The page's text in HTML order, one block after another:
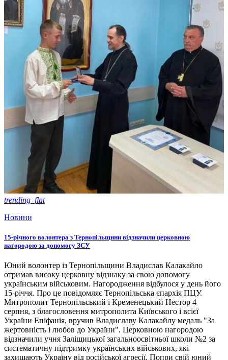
trending_flat
Новини
15-річного волонтера з Тернопільщини відзначили церковною
нагородою за допомогу ЗСУ
Юний волонтер із Тернопільщини Владислав Калакайло
отримав високу церковну відзнаку за свою допомогу
українським військовим. Нагородження відбулося у день його
15-річчя. Про це повідомляє Тернопільська єпархія ПЦУ.
Митрополит Тернопільський і Кременецький Нестор 4
серпня, з благословення митрополита Київського і всієї
України Епіфанія, вручив Владиславу Калакайлу медаль "За
жертовність і любов до України". Церковною нагородою
відзначили учня Заліщицької загальноосвітньої школи №2 за
систематичну підтримку українських військових, які
захищають Україну від російської агресії. Попри свій юний